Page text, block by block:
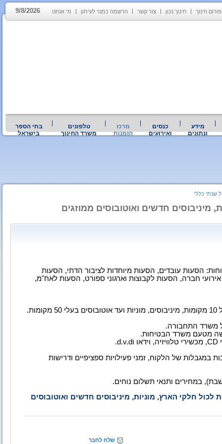
פורום חינוך חינוך נכון צור קשר הרשמה כמנוי לעיתון מי אנחנו 9/8/2026
מידע
ונתונים
כנסים
ואירועים
מרכז
הזמנות
טלפונים
משרד החינוך
בתי הספר
בישראל
שנתי כללי
מיניבוסים חדשים ואוטובוסים ממוזגים
הסעות עובדים, הסעות מיוחדות לציבור הדתי, הסעות
חברה, הסעות לקבוצות וארגוני ספורט, הסעות לאח"מ,
משרד התחבורה.
מטעם משרד הבטיחות.
CD, מכשירי טלוויזיה, וידאו וd.v.d
.
של הלקוח, זמני פעילויות ספציפיים ודרישות
לכול חלקי הארץ, מוניות, מיניבוסים חדשים ואוטובוסים
שלח לחבר